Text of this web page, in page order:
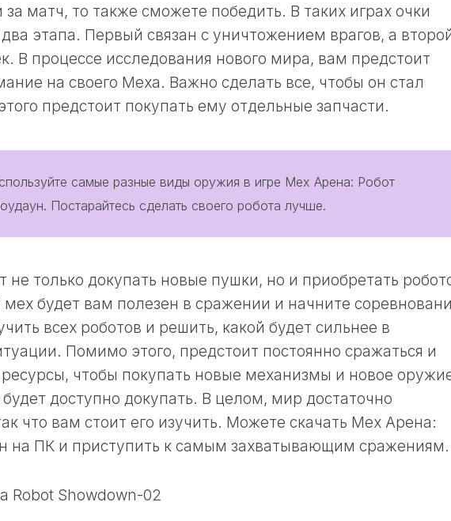
за матч, то также сможете победить. В таких играх очки
этапа. Первый связан с уничтожением врагов, а
В процессе исследования нового мира, вам предстоит
на своего Меха. Важно сделать все, чтобы он стал
предстоит покупать ему отдельные запчасти.
самые разные виды оружия в игре Мех Арена: Робот
Постарайтесь сделать своего робота лучше.
не только докупать новые пушки, но и приобретать
мех будет вам полезен в сражении и начните
всех роботов и решить, какой будет сильнее в
Помимо этого, предстоит постоянно сражаться и
ресурсы, чтобы покупать новые механизмы и новое
доступно докупать. В целом, мир достаточно
что вам стоит его изучить. Можете скачать Мех Арена:
на ПК и приступить к самым захватывающим сражениям.